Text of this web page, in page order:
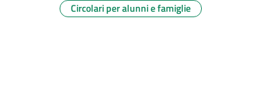
Circolari per alunni e famiglie